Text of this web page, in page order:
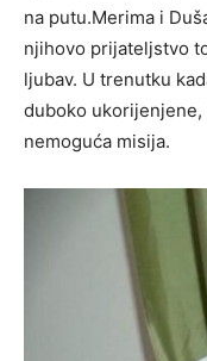
na putu.Merima i
njihovo prijateljstvo
ljubav. U trenutku
duboko
nemoguća misija.